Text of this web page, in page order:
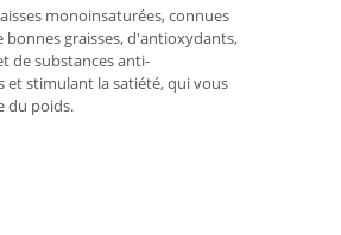
monoinsaturées, connues
bonnes graisses, d'antioxydants,
de substances anti-
et stimulant la satiété, qui vous
du poids.